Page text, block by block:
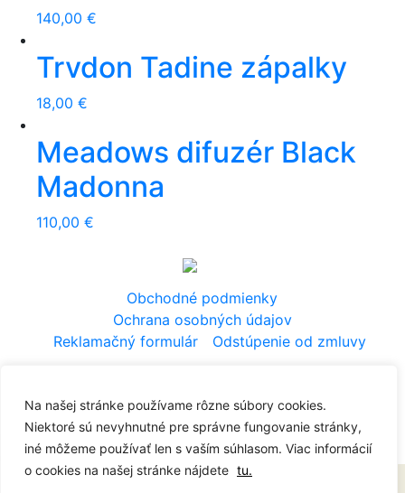
Na našej stránke používame rôzne súbory cookies.
Niektoré sú nevyhnutné pre správne fungovanie stránky,
iné môžeme používať len s vaším súhlasom. Viac informácií
o cookies na našej stránke nájdete tu.
140,00 €
Trvdon Tadine zápalky
18,00 €
Meadows difuzér Black
Madonna
110,00 €
Obchodné podmienky
Ochrana osobných údajov
Reklamačný formulár
Odstúpenie od zmluvy
spravuje danoit.sk
Prezeraním našej webovej stránky súhlasíte s ich